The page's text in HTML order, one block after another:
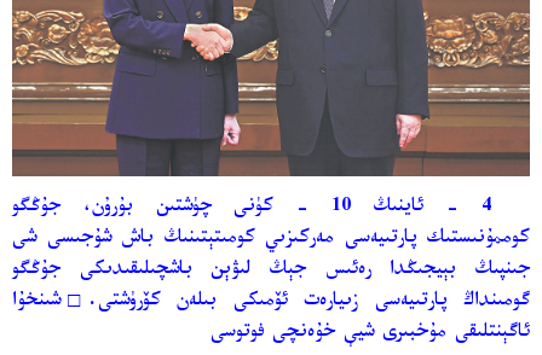
4 - ئاينىڭ 10 - كۈنى چۈشتىن بۇرۇن، جۇڭگو
كوممۇنىستىك پارتىيەسى مەركىزىي كومىتېتىنىڭ باش شۇجىسى شى
جىنپىڭ بېيجىڭدا رەئىس جېڭ لىۋېن باشچىلىقىدىكى جۇڭگو
گومىنداڭ پارتىيەسى زىيارەت ئۆمىكى بىلەن كۆرۈشتى. □شىنخۇا
ئاگېنتلىقى مۇخبىرى شيې خۇەنچى فوتوسى